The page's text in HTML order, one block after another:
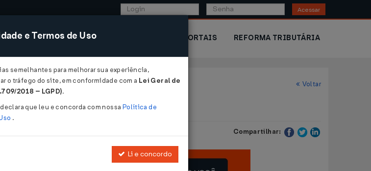
Acessar
SISTEMAS COMÉRCIO EXTERIOR PORTAIS REFORMA TRIBUTÁRIA
Voltar
Compartilhar:
e Termos de Uso
semelhantes para melhorar sua experiência,
o tráfego do site, em conformidade com a Lei Geral de
2018 – LGPD).
que leu e concorda com nossa Política de
.
Li e concordo